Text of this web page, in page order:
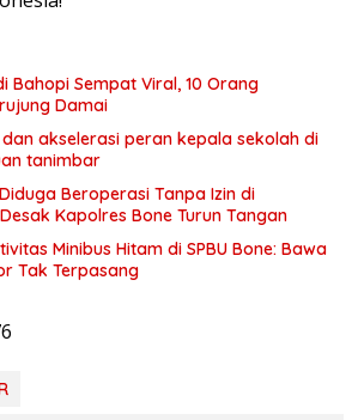
Bahopi Sempat Viral, 10 Orang
Damai
akselerasi peran kepala sekolah di
tanimbar
Beroperasi Tanpa Izin di
Kapolres Bone Turun Tangan
Minibus Hitam di SPBU Bone: Bawa
Tak Terpasang